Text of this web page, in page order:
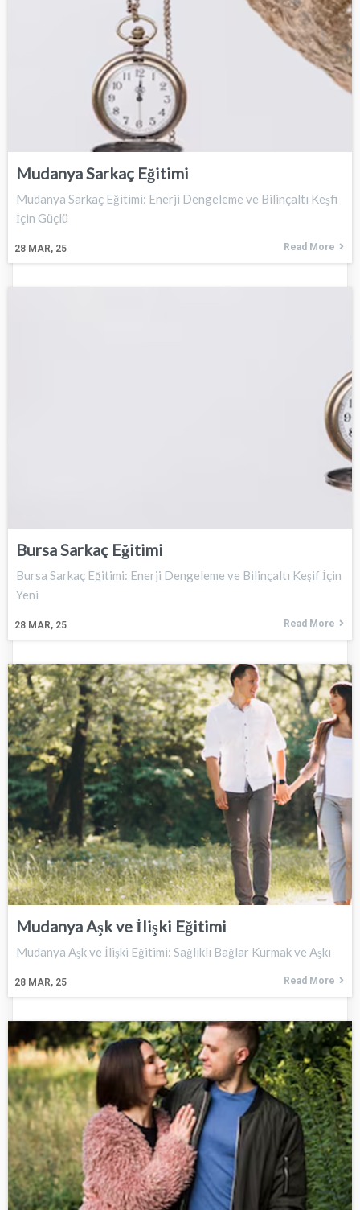
Mudanya Sarkaç Eğitimi
28 MAR, 25
Mudanya Sarkaç Eğitimi: Enerji Dengeleme ve Bilinçaltı Keşfi
İçin Güçlü
Read More
Bursa Sarkaç Eğitimi
28 MAR, 25
Bursa Sarkaç Eğitimi: Enerji Dengeleme ve Bilinçaltı Keşif İçin
Yeni
Read More
Mudanya Aşk ve İlişki Eğitimi
28 MAR, 25
Mudanya Aşk ve İlişki Eğitimi: Sağlıklı Bağlar Kurmak ve Aşkı
Read More